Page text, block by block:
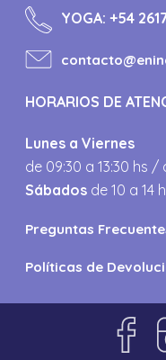
YOGA:+54
HORARIOS DE
Lunes a Viernes
de 09:30 a 13:30 hs /
Sábados de 10 a 14
Preguntas
Políticas de